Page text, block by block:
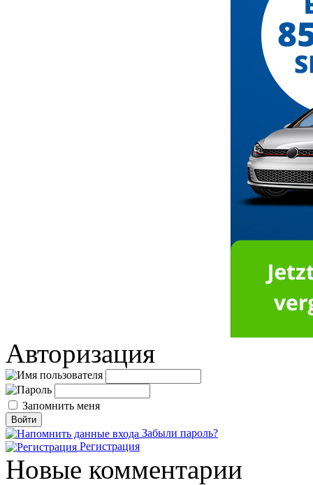
Авторизация
Запомнить меня
Забыли пароль?
Регистрация
Новые комментарии